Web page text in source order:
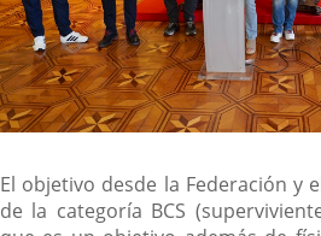
El objetivo desde la Federación y
de la categoría BCS